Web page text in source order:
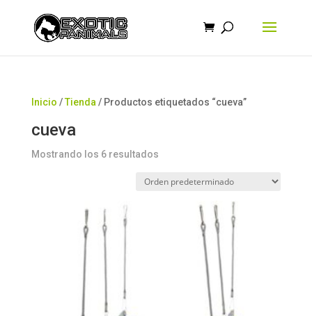
Inicio /Tienda / Productos etiquetados “cueva”
cueva
Mostrando los 6 resultados